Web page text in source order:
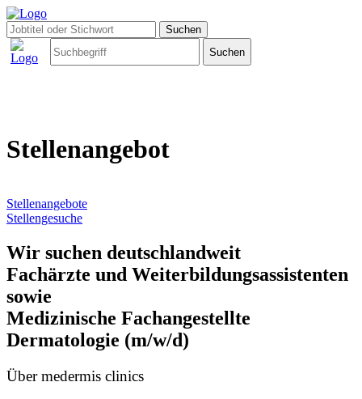
Stellenangebot
Stellenangebote
Stellengesuche
Wir suchen deutschlandweit
Fachärzte und Weiterbildungsassistenten
sowie
Medizinische Fachangestellte
Dermatologie (m/w/d)
Über medermis clinics